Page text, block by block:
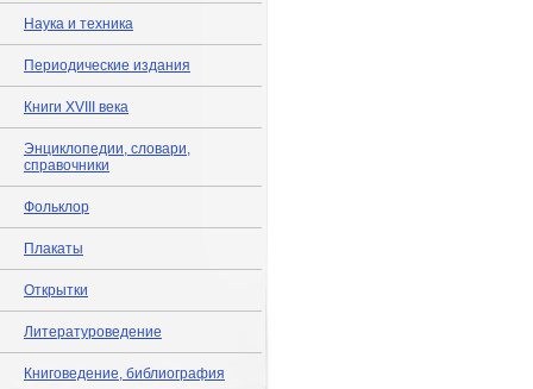
Наука и техника
Периодические издания
Книги XVIII века
Энциклопедии, словари,
справочники
Фольклор
Плакаты
Открытки
Литературоведение
Книговедение, библиография